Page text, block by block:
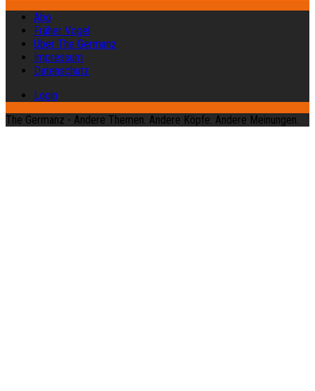
Abo
Früher Vogel
Über The Germanz
Impressum
Datenschutz
Login
The Germanz - Andere Themen. Andere Köpfe. Andere Meinungen.